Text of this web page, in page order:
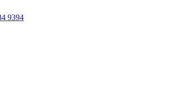
9394